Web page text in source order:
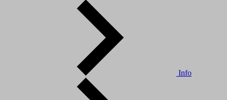
Info